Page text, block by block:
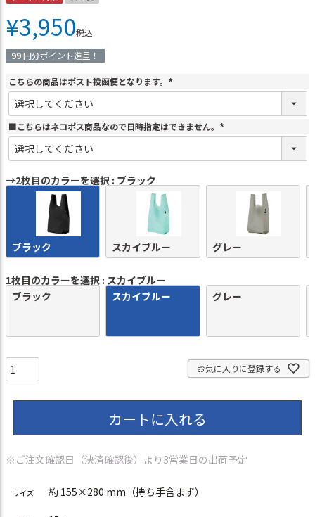
¥3,950税込
99円分ポイント進呈！
こちらの商品はポスト投函便となります。
(
)
■こちらはネコポス商品なので日時指定はできません。
(
)
→2枚目のカラーを選択 ブラック
ブラック スカイブルー グレー
1枚目のカラーを選択
スカイブルー
ブラック
スカイブルー グレー
お気に入りに登録する
カートに入れる
※ご注文確認日（決済確認後）より3営業日の出荷予定
サイズ 約 155×280 mm（持ち手含まず）